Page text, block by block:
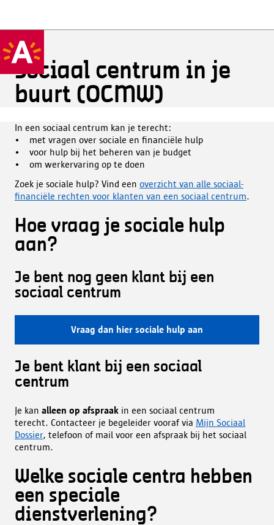
Sociaal centrum in je
buurt (OCMW)
In een sociaal centrum kan je terecht:
• met vragen over sociale en financiële hulp
• voor hulp bij het beheren van je budget
• om werkervaring op te doen
Zoek je sociale hulp? Vind een overzicht van alle sociaal-
financiële rechten voor klanten van een sociaal centrum.
Hoe vraag je sociale hulp
aan?
Je bent nog geen klant bij een
sociaal centrum
Vraag dan hier sociale hulp aan
Je bent klant bij een sociaal
centrum
Je kan alleen op afspraak in een sociaal centrum
terecht. Contacteer je begeleider vooraf via Mijn Sociaal
Dossier, telefoon of mail voor een afspraak bij het sociaal
centrum.
Welke sociale centra hebben
een speciale
dienstverlening?